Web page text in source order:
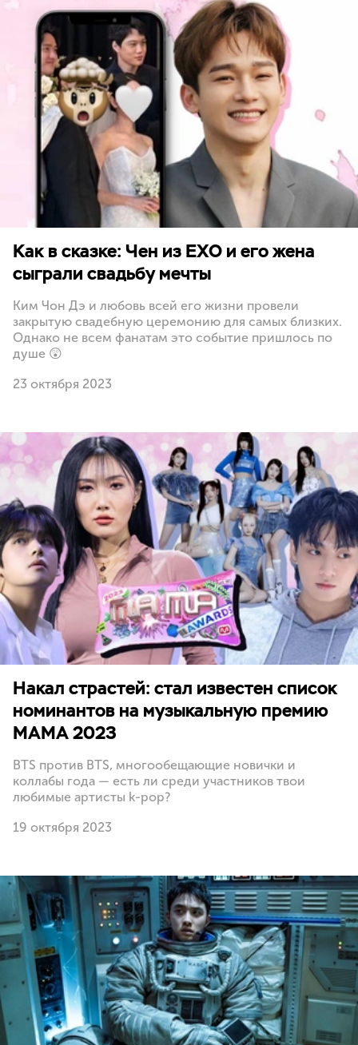
Как в сказке: Чен из EXO и его жена
сыграли свадьбу мечты
Ким Чон Дэ и любовь всей его жизни провели
закрытую свадебную церемонию для самых близких.
Однако не всем фанатам это событие пришлось по
душе 😲
23 октября 2023
Накал страстей: стал известен список
номинантов на музыкальную премию
MAMA 2023
BTS против BTS, многообещающие новички и
коллабы года — есть ли среди участников твои
любимые артисты k-pop?
19 октября 2023